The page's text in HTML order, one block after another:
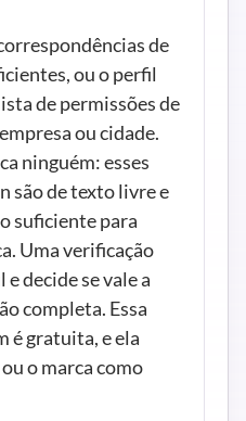
de
ou o perfil
de permissões de
ou cidade.
ninguém: esses
são de texto livre e
suficiente para
Uma verificação
decide se vale a
completa. Essa
é gratuita, e ela